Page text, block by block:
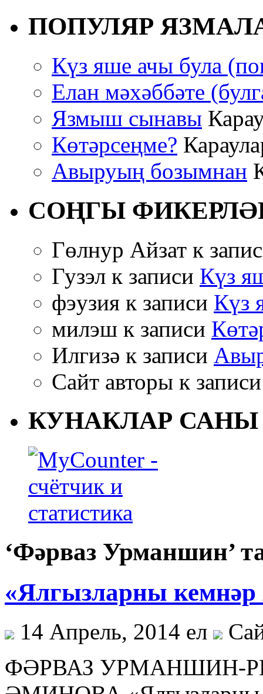
ПОПУЛЯР
Күз яше ачы була
Елан мәхәббәте
Язмыш сынавы
Көтәрсеңме?
Авыруың бозымнан
СОҢГЫ
Гөлнур Айзат к
Гузэл к записи Күз
фэузия к записи Күз
милэш к записи
Илгизә к записи
Сайт авторы к
КУНАКЛАР САНЫ
‘Фәрваз Урманшин’
«Ялгызларны кемнәр
14 Апрель, 2014 ел
ФӘРВАЗ УРМАНШИН-